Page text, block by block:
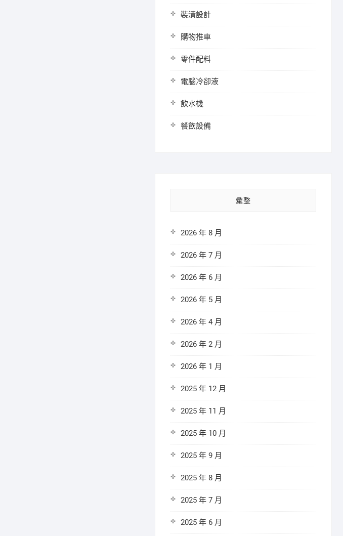
裝潢設計
購物推車
零件配料
電腦冷卻液
飲水機
餐飲設備
彙整
2026 年 8 月
2026 年 7 月
2026 年 6 月
2026 年 5 月
2026 年 4 月
2026 年 2 月
2026 年 1 月
2025 年 12 月
2025 年 11 月
2025 年 10 月
2025 年 9 月
2025 年 8 月
2025 年 7 月
2025 年 6 月